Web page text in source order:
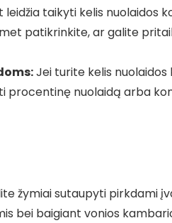
leidžia taikyti kelis nuolaidos
patikrinkite, ar galite
Jei turite kelis nuolaidos
procentinę nuolaidą arba
žymiai sutaupyti pirkdami
bei baigiant vonios